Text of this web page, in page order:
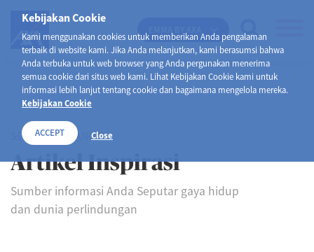
Kebijakan Cookie
Kami menggunakan cookies untuk memberikan Anda pengalaman
terbaik di website kami. Jika Anda melanjutkan, kami berasumsi bahwa
Anda terbuka untuk web browser yang Anda pergunakan menerima
semua cookie dari situs web kami. Lihat Kebijakan Cookie kami untuk
informasi lebih lanjut tentang cookie dan bagaimana mengelola mereka.
Kebijakan Cookie
ACCEPT Close
SELAMAT DATANG DI
Artikel Inspirasi
Sumber informasi Anda Seputar gaya hidup
dan dunia perlindungan